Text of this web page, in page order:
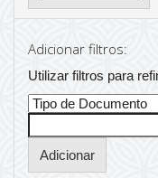
Adicionar filtros:
Utilizar filtros para